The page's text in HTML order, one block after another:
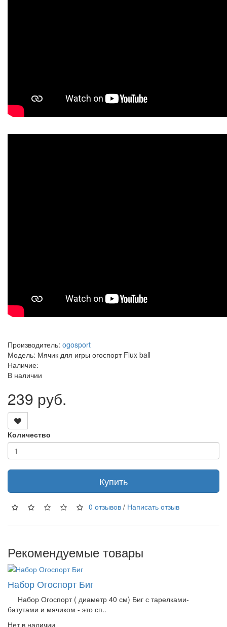
Производитель: ogosport
Модель: Мячик для игры огоспорт Flux ball
Наличие:
В наличии
239 руб.
Количество
Купить
0 отзывов / Написать отзыв
Рекомендуемые товары
Набор Огоспорт Биг
Набор Огоспорт ( диаметр 40 см) Биг с тарелками-
батутами и мячиком - это сп..
Нет в наличии